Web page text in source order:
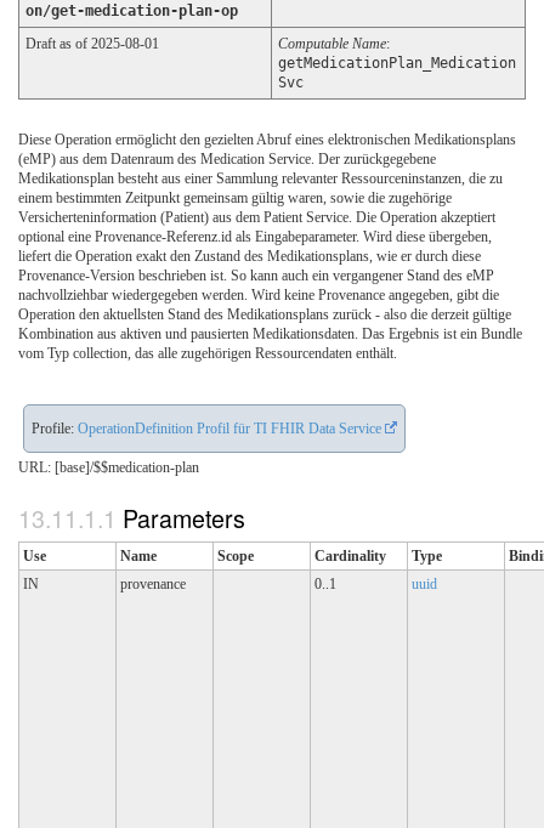
on/get-medication-plan-op
Draft as of 2025-08-01 Computable Name:
getMedicationPlan_Medication
Svc
Diese Operation ermöglicht den gezielten Abruf eines elektronischen Medikationsplans
(eMP) aus dem Datenraum des Medication Service. Der zurückgegebene
Medikationsplan besteht aus einer Sammlung relevanter Ressourceninstanzen, die zu
einem bestimmten Zeitpunkt gemeinsam gültig waren, sowie die zugehörige
Versicherteninformation (Patient) aus dem Patient Service. Die Operation akzeptiert
optional eine Provenance-Referenz.id als Eingabeparameter. Wird diese übergeben,
liefert die Operation exakt den Zustand des Medikationsplans, wie er durch diese
Provenance-Version beschrieben ist. So kann auch ein vergangener Stand des eMP
nachvollziehbar wiedergegeben werden. Wird keine Provenance angegeben, gibt die
Operation den aktuellsten Stand des Medikationsplans zurück - also die derzeit gültige
Kombination aus aktiven und pausierten Medikationsdaten. Das Ergebnis ist ein Bundle
vom Typ collection, das alle zugehörigen Ressourcendaten enthält.
Profile: OperationDefinition Profil für TI FHIR Data Service
URL: [base]/$$medication-plan
Parameters
Use Name Scope Cardinality Type
IN
provenance 0..1 uuid